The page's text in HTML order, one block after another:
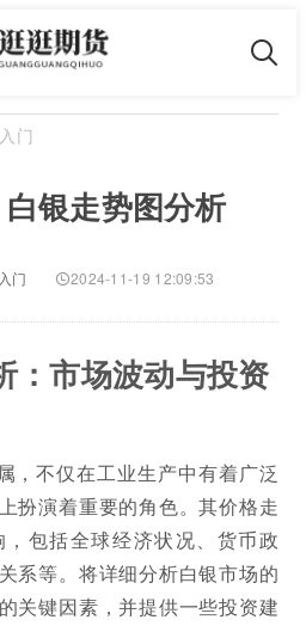
门
银走势图分析
门 2024-11-19 12:09:53
：市场波动与投资
，不仅在工业生产中有着广泛
扮演着重要的角色。其价格走
包括全球经济状况、货币政
系等。将详细分析白银市场的
关键因素，并提供一些投资建